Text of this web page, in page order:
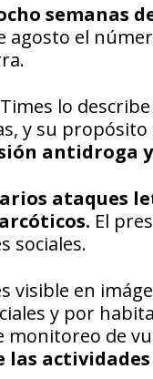
semanas
agosto el
lo
y su propósito
ataques
El
sociales.
en
y por
de